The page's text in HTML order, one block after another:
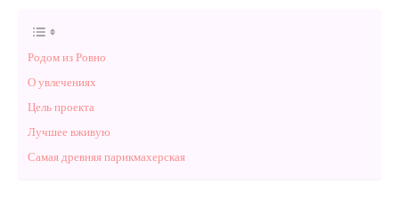
Родом из Ровно
О увлечениях
Цель проекта
Лучшее вживую
Самая древняя парикмахерская